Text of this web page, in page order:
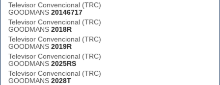
Televisor Convencional (TRC)
GOODMANS 20146717
Televisor Convencional (TRC)
GOODMANS 2018R
Televisor Convencional (TRC)
GOODMANS 2019R
Televisor Convencional (TRC)
GOODMANS 2025RS
Televisor Convencional (TRC)
GOODMANS 2028T